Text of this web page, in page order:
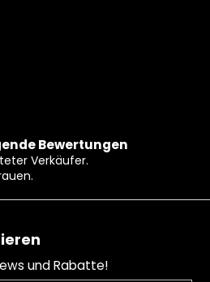
Bewertungen
Verkäufer.
und Rabatte!